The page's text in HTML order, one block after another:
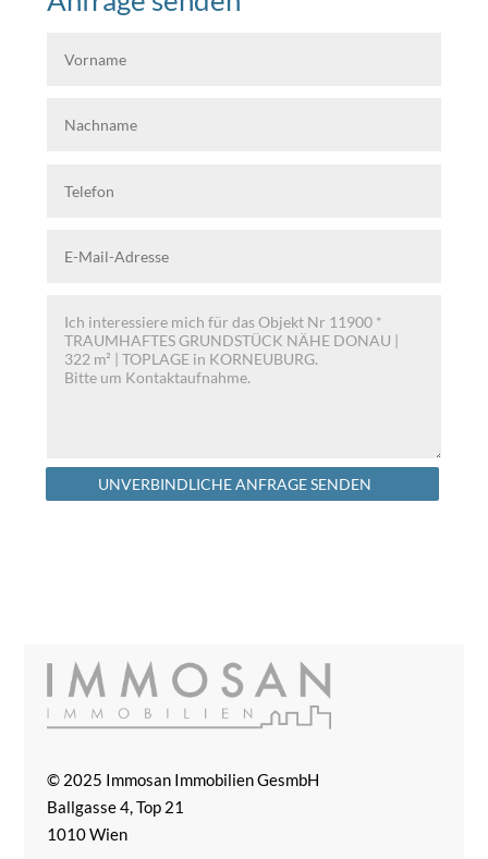
UNVERBINDLICHE ANFRAGE SENDEN
Alternative:
© 2025 Immosan Immobilien GesmbH
Ballgasse 4, Top 21
1010 Wien